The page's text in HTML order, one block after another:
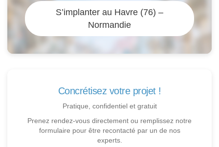
S’implanter au Havre (76) –
Normandie
Concrétisez votre projet !
Pratique, confidentiel et gratuit
Prenez rendez-vous directement ou remplissez notre
formulaire pour être recontacté par un de nos
experts.